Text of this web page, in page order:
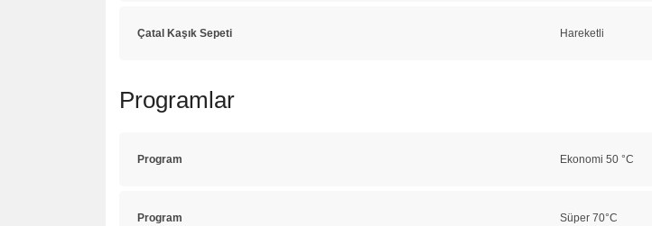
Çatal Kaşık Sepeti Hareketli
Programlar
Program Ekonomi 50 °C
Program Süper 70°C